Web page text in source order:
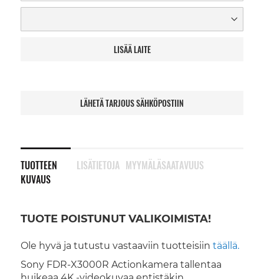
LISÄÄ LAITE
LÄHETÄ TARJOUS SÄHKÖPOSTIIN
TUOTTEEN
KUVAUS
TUOTE POISTUNUT VALIKOIMISTA!
Ole hyvä ja tutustu vastaaviin tuotteisiin täällä.
Sony FDR-X3000R Actionkamera tallentaa
LISÄTIETOJA MYYMÄLÄSAATAVUUS